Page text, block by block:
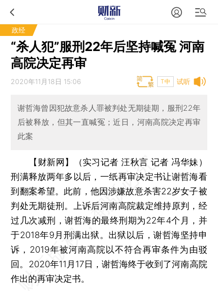
政经
“杀人犯”服刑22年后坚持喊冤 河南
高院决定再审
试听
2020年11月18日 15:06 T中
谢哲海曾因犯故意杀人罪被判处无期徒期，服刑22年
后被释放，但其一直喊冤；近日，河南高院决定再审
此案
【财新网】（实习记者 汪秋言 记者 冯华妹）
刑满释放两年多以后，一纸再审决定书让谢哲海看
到翻案希望。此前，他因涉嫌故意杀害22岁女子被
判处无期徒刑。上诉后河南高院裁定维持原判，经
过几次减刑，谢哲海的最终刑期为22年4个月，并
于2018年9月刑满出狱。出狱以后，谢哲海坚持申
诉，2019年被河南高院以不符合再审条件为由驳
回。2020年11月17日，谢哲海终于收到了河南高院
作出的再审决定书。